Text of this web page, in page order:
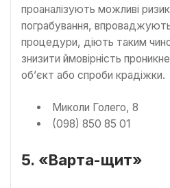
проаналізують можливі
пограбування,
процедури, діють таким
знизити ймовірність
об’єкт або спроби крадіжки.
Миколи Голего, 8
(098) 850 85 01
5. «Варта-щит»